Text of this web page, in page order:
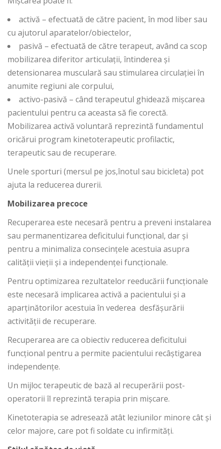
activă – efectuată de către pacient, în mod liber sau
cu ajutorul aparatelor/obiectelor,
pasivă – efectuată de către terapeut, având ca scop
mobilizarea diferitor articulații, întinderea și
detensionarea musculară sau stimularea circulației în
anumite regiuni ale corpului,
activo-pasivă – când terapeutul ghidează mișcarea
pacientului pentru ca aceasta să fie corectă.
Mobilizarea activă voluntară reprezintă fundamentul
oricărui program kinetoterapeutic profilactic,
terapeutic sau de recuperare.
Unele sporturi (mersul pe jos,înotul sau bicicleta) pot
ajuta la reducerea durerii.
Mobilizarea precoce
Recuperarea este necesară pentru a preveni instalarea
sau permanentizarea deficitului funcțional, dar și
pentru a minimaliza consecințele acestuia asupra
calității vieții și a independenței funcționale.
Pentru optimizarea rezultatelor reeducării funcționale
este necesară implicarea activă a pacientului și a
aparținătorilor acestuia în vederea desfășurării
activității de recuperare.
Recuperarea are ca obiectiv reducerea deficitului
funcțional pentru a permite pacientului recâștigarea
independențe.
Un mijloc terapeutic de bază al recuperării post-
operatorii îl reprezintă terapia prin mișcare.
Kinetoterapia se adresează atât leziunilor minore cât și
celor majore, care pot fi soldate cu infirmități.